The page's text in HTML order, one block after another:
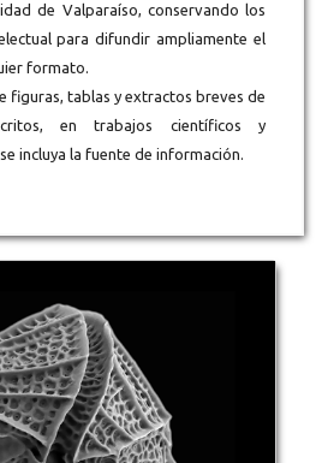
de Valparaíso, conservando los
para difundir ampliamente el
formato.
figuras, tablas y extractos breves de
en trabajos científicos y
incluya la fuente de información.